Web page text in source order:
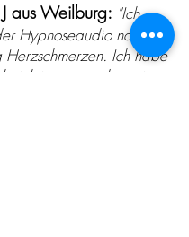
aus Weilburg: "Ich
Hypnoseaudio nach 3
Herzschmerzen. Ich habe
richtig verstanden wie